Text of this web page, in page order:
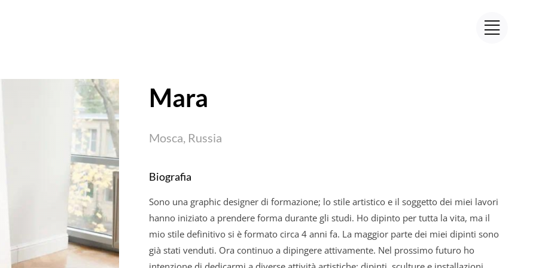
Mara
Mosca, Russia
Biografia
Sono una graphic designer di formazione; lo stile artistico e il soggetto dei miei lavori
hanno iniziato a prendere forma durante gli studi. Ho dipinto per tutta la vita, ma il
mio stile definitivo si è formato circa 4 anni fa. La maggior parte dei miei dipinti sono
già stati venduti. Ora continuo a dipingere attivamente. Nel prossimo futuro ho